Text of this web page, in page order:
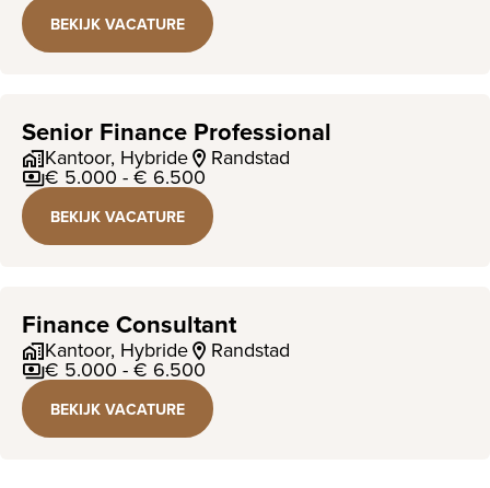
BEKIJK VACATURE
Senior Finance Professional
Kantoor, Hybride Randstad
€ 5.000 - € 6.500
BEKIJK VACATURE
Finance Consultant
Kantoor, Hybride Randstad
€ 5.000 - € 6.500
BEKIJK VACATURE